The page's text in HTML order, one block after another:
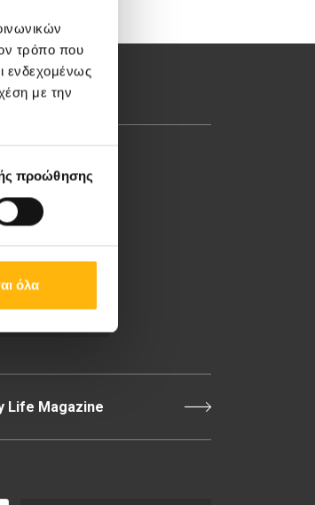
τρόπο που
ενδεχομένως
με την
προώθησης
όλα
χλμ. Π.Ε.Ο Λάρισας-
Κέντρο: 2410 996000,
thessalias@Iaso.gr
Life Magazine